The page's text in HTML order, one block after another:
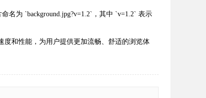
名为 `background.jpg?v=1.2`，其中 `v=1.2` 表示
和性能，为用户提供更加流畅、舒适的浏览体